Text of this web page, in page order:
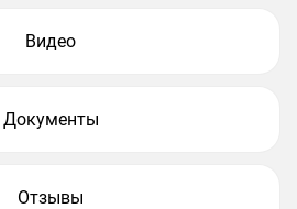
Видео
Документы
Отзывы